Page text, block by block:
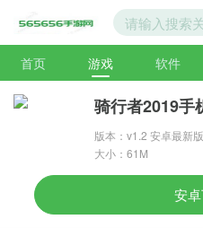
首页 游戏 软件
骑行者2019手
版本：v1.2 安卓最新版
大小：61M
安